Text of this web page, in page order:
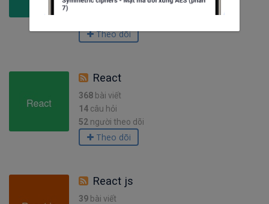
15câu hỏi
Theo dõi
React
368 bài viết
14 câu hỏi
52 người theo dõi
Theo dõi
React js
39 bài viết